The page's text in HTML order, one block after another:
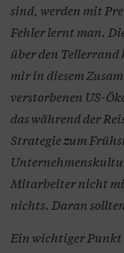
sind, werden mit
Fehler lernt man.
über den
mir in diesem
verstorbenen US-
das während der
Strategie zum
Mitarbeiter nicht
nichts. Daran
Ein wichtiger Punkt